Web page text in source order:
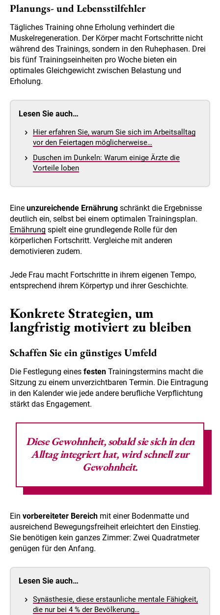
Planungs- und Lebensstilfehler
Tägliches Training ohne Erholung verhindert die
Muskelregeneration. Der Körper macht Fortschritte nicht
während des Trainings, sondern in den Ruhephasen. Drei
bis fünf Trainingseinheiten pro Woche bieten ein
optimales Gleichgewicht zwischen Belastung und
Erholung.
Lesen Sie auch…
Hier erfahren Sie, warum Sie sich im Arbeitsalltag
vor den Feiertagen möglicherweise…
Duschen im Dunkeln: Warum einige Ärzte die
Vorteile loben
Eine unzureichende Ernährung schränkt die Ergebnisse
deutlich ein, selbst bei einem optimalen Trainingsplan.
Ernährung spielt eine grundlegende Rolle für den
körperlichen Fortschritt. Vergleiche mit anderen
demotivieren zudem.
Jede Frau macht Fortschritte in ihrem eigenen Tempo,
entsprechend ihrem Körpertyp und ihrer Geschichte.
Konkrete Strategien, um
langfristig motiviert zu bleiben
Schaffen Sie ein günstiges Umfeld
Die Festlegung eines festen Trainingstermins macht die
Sitzung zu einem unverzichtbaren Termin. Die Eintragung
in den Kalender wie jede andere berufliche Verpflichtung
stärkt das Engagement.
Diese Gewohnheit, sobald sie sich in den
Alltag integriert hat, wird schnell zur
Gewohnheit.
Ein vorbereiteter Bereich mit einer Bodenmatte und
ausreichend Bewegungsfreiheit erleichtert den Einstieg.
Sie benötigen kein ganzes Zimmer: Zwei Quadratmeter
genügen für den Anfang.
Lesen Sie auch…
Synästhesie, diese erstaunliche mentale Fähigkeit,
die nur bei 4 % der Bevölkerung…